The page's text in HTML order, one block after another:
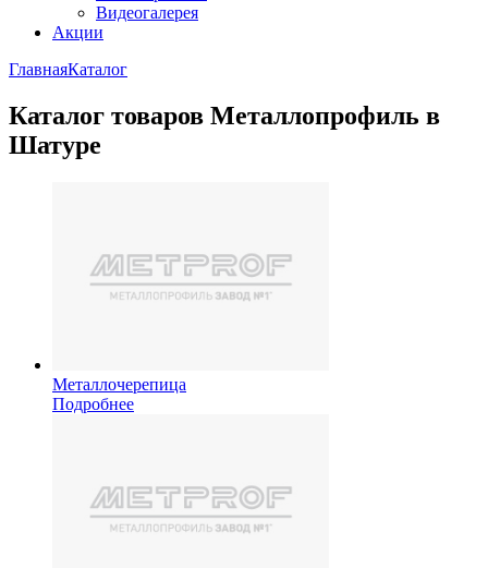
Видеогалерея
Акции
ГлавнаяКаталог
Каталог товаров Металлопрофиль в
Шатуре
Металлочерепица
Подробнее